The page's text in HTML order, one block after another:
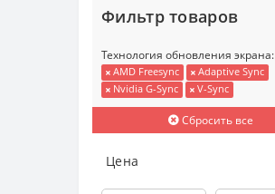
Фильтр товаров
Технология обновления экрана:
AMD Freesync
Adaptive Sync
Nvidia G-Sync
V-Sync
Сбросить все
Цена